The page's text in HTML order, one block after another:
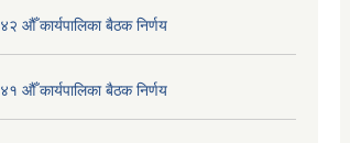
४२ औँ कार्यपालिका बैठक निर्णय
४१ औँ कार्यपालिका बैठक निर्णय